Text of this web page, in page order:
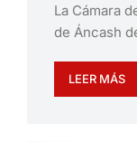
La Cámara
de Áncash
LEER MÁS